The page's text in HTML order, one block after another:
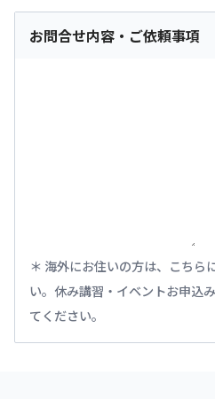
お問合せ内容・ご依頼事項
海外にお住いの方は、こちら
い。休み講習・イベントお申込
てください。